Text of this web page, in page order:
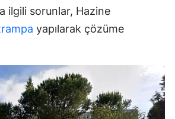
ilgili sorunlar, Hazine
yapılarak çözüme